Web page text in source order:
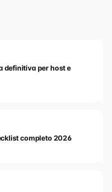
definitiva per host e
completo 2026